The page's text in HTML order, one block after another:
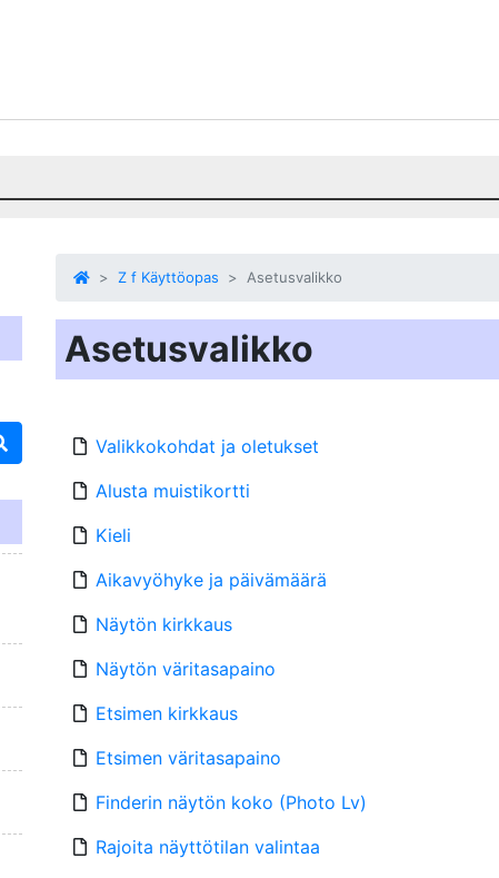
Z f Käyttöopas Asetusvalikko
Asetusvalikko
Valikkokohdat ja oletukset
Alusta muistikortti
Kieli
Aikavyöhyke ja päivämäärä
Näytön kirkkaus
Näytön väritasapaino
Etsimen kirkkaus
Etsimen väritasapaino
Finderin näytön koko (Photo Lv)
Rajoita näyttötilan valintaa